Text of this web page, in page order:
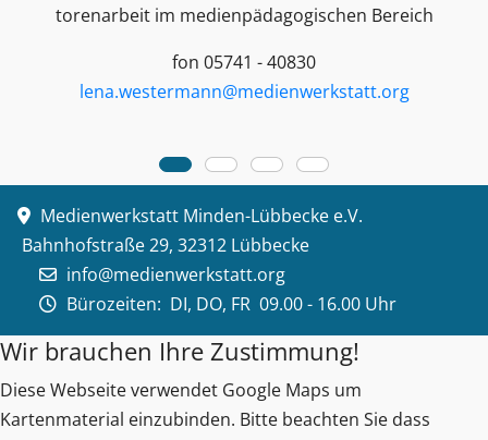
toren­arbeit im medienpädagogischen Bereich
fon 05741 - 40830
lena.westermann@medienwerkstatt.org
Medienwerkstatt Minden-Lübbecke e.V.
Bahnhofstraße 29, 32312 Lübbecke
info@medienwerkstatt.org
Bürozeiten: DI, DO, FR 09.00 - 16.00 Uhr
Wir brauchen Ihre Zustimmung!
Diese Webseite verwendet Google Maps um
Kartenmaterial einzubinden. Bitte beachten Sie dass